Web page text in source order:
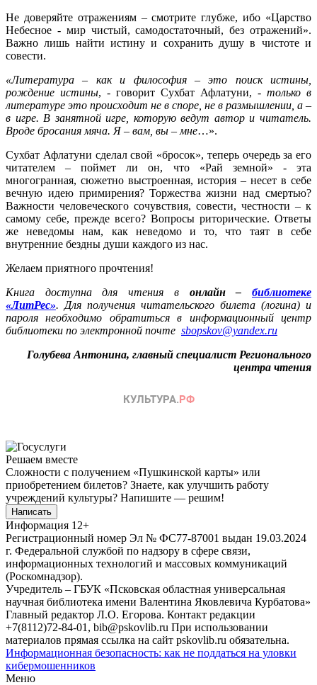
Не доверяйте отражениям – смотрите глубже, ибо «Царство
Небесное - мир чистый, самодостаточный, без отражений».
Важно лишь найти истину и сохранить душу в чистоте и
совести.
«Литература – как и философия – это поиск истины,
рождение истины, - говорит Сухбат Афлатуни, - только в
литературе это происходит не в споре, не в размышлении, а –
в игре. В занятной игре, которую ведут автор и читатель.
Вроде бросания мяча. Я – вам, вы – мне…».
Сухбат Афлатуни сделал свой «бросок», теперь очередь за его
читателем – поймет ли он, что «Рай земной» - эта
многогранная, сюжетно выстроенная, история – несет в себе
вечную идею примирения? Торжества жизни над смертью?
Важности человеческого сочувствия, совести, честности – к
самому себе, прежде всего? Вопросы риторические. Ответы
же неведомы нам, как неведомо и то, что таят в себе
внутренние бездны души каждого из нас.
Желаем приятного прочтения!
Книга доступна для чтения в онлайн –
библиотеке
«ЛитРес». Для получения читательского билета (логина) и
пароля необходимо обратиться в информационный центр
библиотеки по электронной почте sbopskov@yandex.ru
Голубева Антонина, главный специалист Регионального
центра чтения
Решаем вместе
Сложности с получением «Пушкинской карты» или
приобретением билетов? Знаете, как улучшить работу
учреждений культуры? Напишите — решим!
Написать
Информация 12+
Регистрационный номер Эл № ФС77-87001 выдан 19.03.2024
г. Федеральной службой по надзору в сфере связи,
информационных технологий и массовых коммуникаций
(Роскомнадзор).
Учредитель – ГБУК «Псковская областная универсальная
научная библиотека имени Валентина Яковлевича Курбатова»
Главный редактор Л.О. Егорова. Контакт редакции
+7(8112)72-84-01, bib@pskovlib.ru При использовании
материалов прямая ссылка на сайт pskovlib.ru обязательна.
Информационная безопасность: как не поддаться на уловки
кибермошенников
Меню